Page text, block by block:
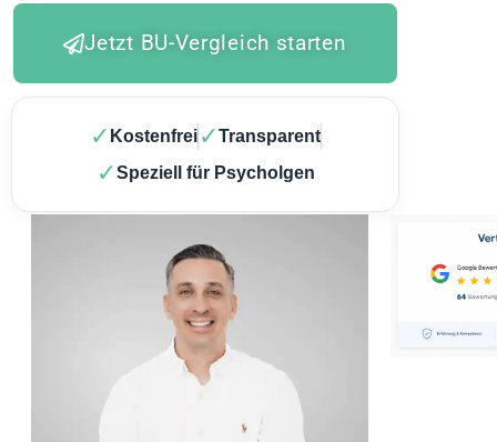
Jetzt BU-Vergleich starten
✓ Kostenfrei ✓Transparent
✓Speziell für Psycholgen